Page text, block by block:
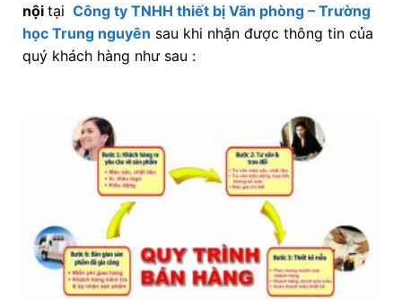
nội tại Công ty TNHH thiết bị Văn phòng – Trường
học Trung nguyên sau khi nhận được thông tin của
quý khách hàng như sau :